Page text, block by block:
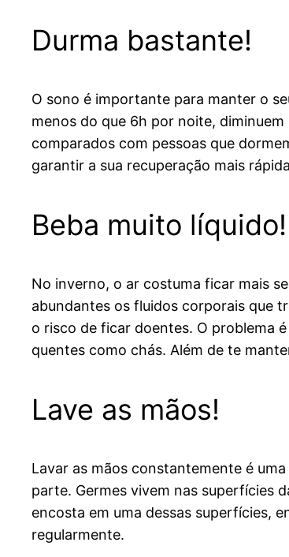
Durma bastante!
O sono é importante para manter o
menos do que 6h por noite,
comparados com pessoas que
garantir a sua recuperação mais
Beba muito líquido!
No inverno, o ar costuma ficar mais
abundantes os fluidos corporais que
o risco de ficar doentes. O problema
quentes como chás. Além de te
Lave as mãos!
Lavar as mãos constantemente é
parte. Germes vivem nas superfícies
encosta em uma dessas superfícies,
regularmente.